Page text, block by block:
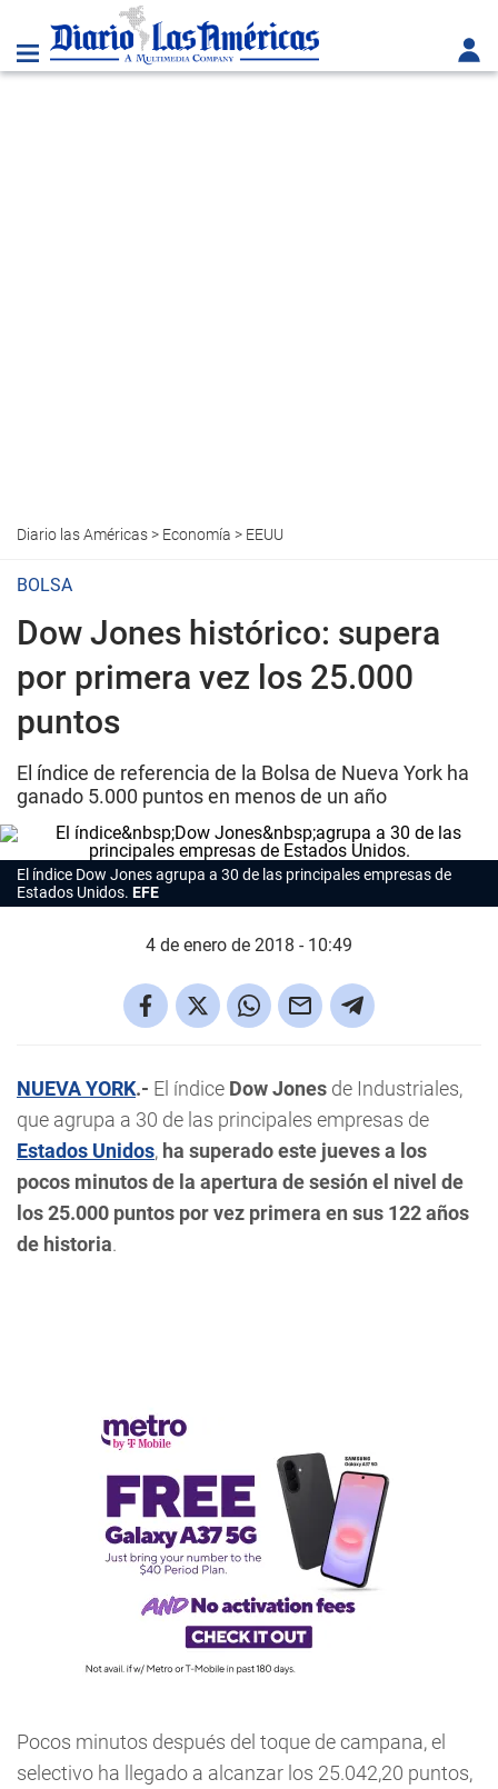
Diario las Américas> Economía > EEUU
BOLSA
Dow Jones histórico: supera
por primera vez los 25.000
puntos
El índice de referencia de la Bolsa de Nueva York ha
ganado 5.000 puntos en menos de un año
El índice Dow Jones agrupa a 30 de las principales empresas de
Estados Unidos. EFE
4 de enero de 2018 - 10:49
NUEVA YORK.- El índice Dow Jones de Industriales,
que agrupa a 30 de las principales empresas de
Estados Unidos, ha superado este jueves a los
pocos minutos de la apertura de sesión el nivel de
los 25.000 puntos por vez primera en sus 122 años
de historia.
Pocos minutos después del toque de campana, el
selectivo ha llegado a alcanzar los 25.042,20 puntos,